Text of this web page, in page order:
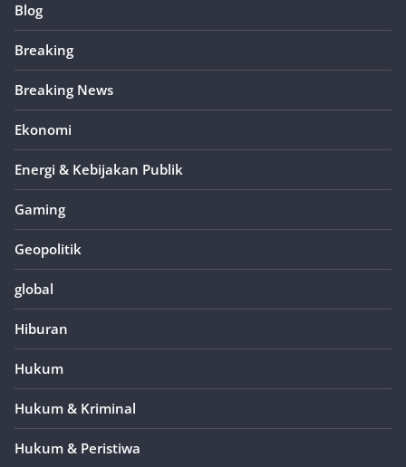
Blog
Breaking
Breaking News
Ekonomi
Energi & Kebijakan Publik
Gaming
Geopolitik
global
Hiburan
Hukum
Hukum & Kriminal
Hukum & Peristiwa